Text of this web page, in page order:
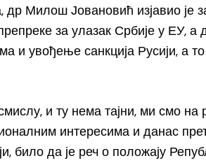
др Милош Јовановић изјавио је
за улазак Србије у ЕУ,
и увођење санкција Русији, а
и ту нема тајни, ми смо на
интересима и данас
било да је реч о положају